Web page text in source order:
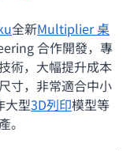
全新Multiplier 桌
合作開發，專
術，大幅提升成本
寸， 非常適合中小
大型3D列印模型等
。